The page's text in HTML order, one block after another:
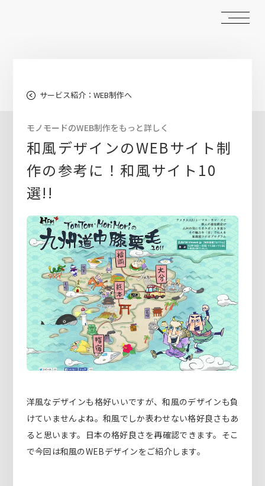
サービス紹介：WEB制作へ
モノモードのWEB制作をもっと詳しく
和風デザインのWEBサイト制
作の参考に！和風サイト10
選!!
洋風なデザインも格好いいですが、和風のデザインも負
けていませんよね。和風でしか表わせない格好良さもあ
ると思います。日本の格好良さを再確認できます。そこ
で今回は和風のWEBデザインをご紹介します。